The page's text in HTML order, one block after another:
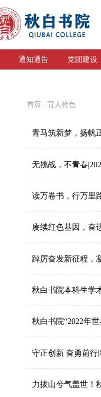
通知通告 党团建设
首页 - 育人特色
青马筑新梦，扬帆
读万卷书，行万里
赓续红色基因，奋
踔厉奋发新征程，
秋白书院本科生学
秋白书院“2022年
守正创新 奋勇前行
力拔山兮气盖世！